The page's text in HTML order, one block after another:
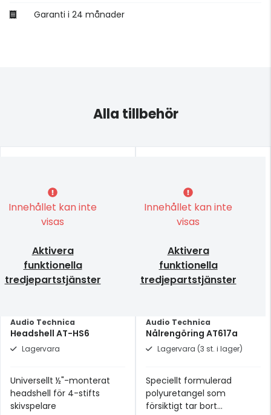
Garanti i 24 månader
Alla tillbehör
Innehållet kan inte
visas
Aktivera
funktionella
tredjepartstjänster
Audio Technica
Headshell AT-HS6
Lagervara
Universellt ½"-monterat
headshell för 4-stifts
skivspelare
Innehållet kan inte
visas
Aktivera
funktionella
tredjepartstjänster
Audio Technica
Nålrengöring AT617a
Lagervara (3 st. i lager)
Speciellt formulerad
polyuretangel som
försiktigt tar bort